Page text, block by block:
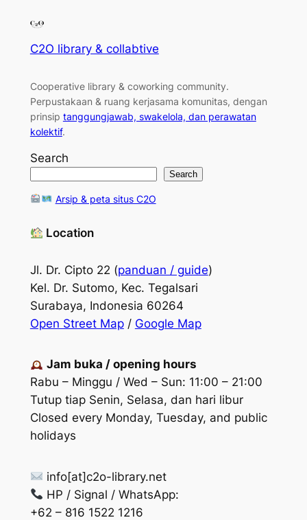
C2O library & collabtive
Cooperative library & coworking community.
Perpustakaan & ruang kerjasama komunitas, dengan
prinsip tanggungjawab, swakelola, dan perawatan
kolektif.
Search
Search
Arsip & peta situs C2O
Location
Jl. Dr. Cipto 22 (panduan / guide)
Kel. Dr. Sutomo, Kec. Tegalsari
Surabaya, Indonesia 60264
Open Street Map/ Google Map
Jam buka / opening hours
Rabu – Minggu / Wed – Sun: 11:00 – 21:00
Tutup tiap Senin, Selasa, dan hari libur
Closed every Monday, Tuesday, and public
holidays
info[at]c2o-library.net
HP / Signal / WhatsApp:
+62 – 816 1522 1216